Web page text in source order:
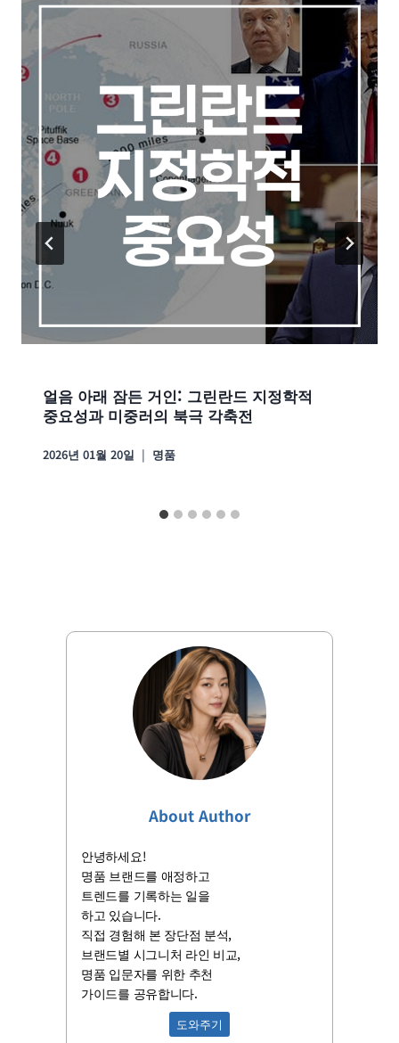
얼음 아래 잠든 거인: 그린란드 지정학적
중요성과 미중러의 북극 각축전
2026년 01월 20일 명품
About Author
안녕하세요!
명품 브랜드를 애정하고
트렌드를 기록하는 일을
하고 있습니다.
직접 경험해 본 장단점 분석,
브랜드별 시그니처 라인 비교,
명품 입문자를 위한 추천
가이드를 공유합니다.
도와주기